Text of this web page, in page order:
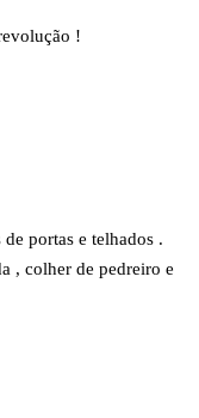
!
portas e telhados .
, colher de pedreiro e